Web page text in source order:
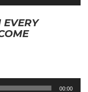
EVERY
00:00